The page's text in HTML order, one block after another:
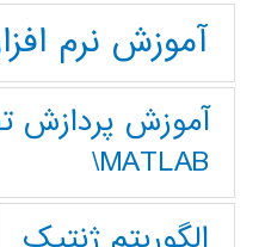
آموزش نرم
آموزش پردازش
MATLAB\